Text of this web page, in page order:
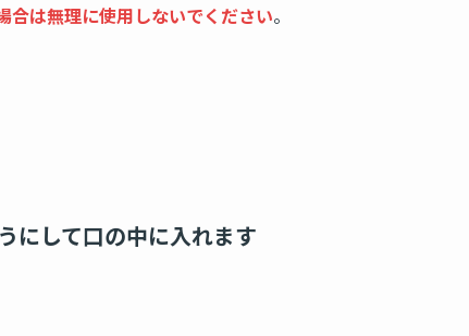
合は無理に使用しないでください。
にして口の中に入れます